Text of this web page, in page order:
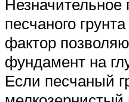
Незначительное
песчаного
фактор
фундамент на
Если песчаный